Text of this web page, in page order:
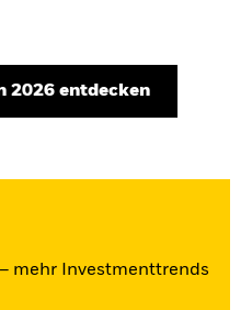
2026 entdecken
mehr Investmenttrends